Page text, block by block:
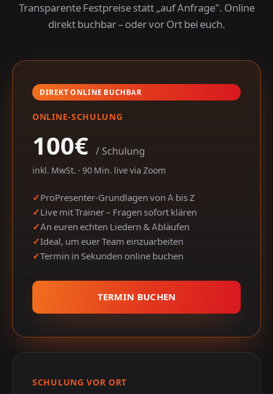
Transparente Festpreise statt „auf Anfrage". Online
direkt buchbar – oder vor Ort bei euch.
DIREKT ONLINE BUCHBAR
ONLINE-SCHULUNG
100€
/ Schulung
inkl. MwSt. · 90 Min. live via Zoom
ProPresenter-Grundlagen von A bis Z
Live mit Trainer – Fragen sofort klären
An euren echten Liedern & Abläufen
Ideal, um euer Team einzuarbeiten
Termin in Sekunden online buchen
TERMIN BUCHEN
SCHULUNG VOR ORT